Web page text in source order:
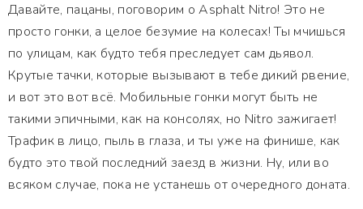
Давайте, пацаны, поговорим о Asphalt Nitro! Это не
просто гонки, а целое безумие на колесах! Ты мчишься
по улицам, как будто тебя преследует сам дьявол.
Крутые тачки, которые вызывают в тебе дикий рвение,
и вот это вот всё. Мобильные гонки могут быть не
такими эпичными, как на консолях, но Nitro зажигает!
Трафик в лицо, пыль в глаза, и ты уже на финише, как
будто это твой последний заезд в жизни. Ну, или во
всяком случае, пока не устанешь от очередного доната.